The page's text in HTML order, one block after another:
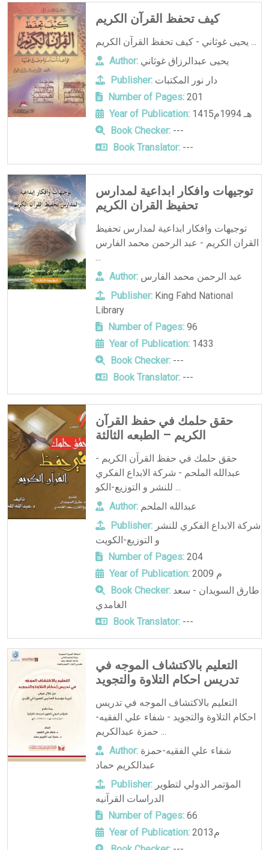
⁨كيف تحفظ القرآن الكريم⁩
⁨كيف تحفظ القرآن الكريم⁩ - يحيى غوثاني ...
Author: يحيى عبدالرزاق غوثاني
Publisher: دار نور المكتبات
Number of Pages:201
Year of Publication:
1415هـ 1994م
Book Checker:---
Book Translator:---
توجيهات وافكار ابداعية لمدارس
تحفيظ القران الكريم
توجيهات وافكار ابداعية لمدارس تحفيظ
القران الكريم - عبد الرحمن محمد الفارس
...
Author: عبد الرحمن محمد الفارس
Publisher: King Fahd National
Library
Number of Pages:96
Year of Publication:1433
Book Checker:---
Book Translator:---
حقق حلمك في حفظ القرآن
الكريم – الطبعه الثالثة
حقق حلمك في حفظ القرآن الكريم -
عبدالله الملحم - شركة الابداع الفكري
للنشر و التوزيع-الكو ...
Author: عبدالله الملحم
Publisher: شركة الابداع الفكري للنشر
و التوزيع-الكويت
Number of Pages:204
Year of Publication:
2009 م
Book Checker:طارق السويدان - سعد
الغامدي
Book Translator:---
التعليم بالاكتشاف الموجه في
تدريس احكام التلاوة والتجويد
التعليم بالاكتشاف الموجه في تدريس
احكام التلاوة والتجويد - شفاء علي الفقيه-
حمزة عبدالكريم ...
Author: شفاء علي الفقيه-حمزة
عبدالكريم حماد
Publisher: المؤتمر الدولي لتطوير
الدراسات القرآنيه
Number of Pages:66
Year of Publication:
2013م